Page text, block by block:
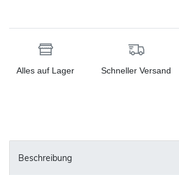
Alles auf Lager Schneller Versand
Beschreibung